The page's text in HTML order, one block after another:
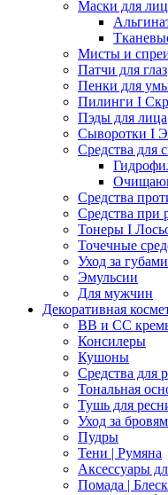
Маски для
Мисты и
Патчи для глаз
Пенки для
Пилинги I
Пэды для лица
Сыворотки I
Средства для
Средства
Средства при
Тонеры I
Точечные
Уход за губами
Эмульсии
Для мужчин
Декоративная
ВВ и СС
Консилеры
Кушоны
Средства для
Тональная
Тушь для
Уход за
Пудры
Тени | Румяна
Аксессуары
Помада | Блеск